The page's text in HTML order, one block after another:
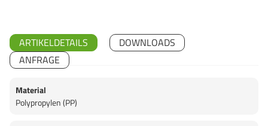
ARTIKELDETAILS
Material
Polypropylen (PP)
DOWNLOADS
ANFRAGE